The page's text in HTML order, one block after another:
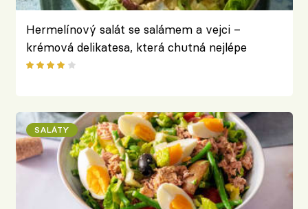
Hermelínový salát se salámem a vejci –
krémová delikatesa, která chutná nejlépe
uleželá
SALÁTY